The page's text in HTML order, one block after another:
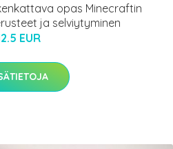
opas Minecraftin
ja selviytyminen
EUR